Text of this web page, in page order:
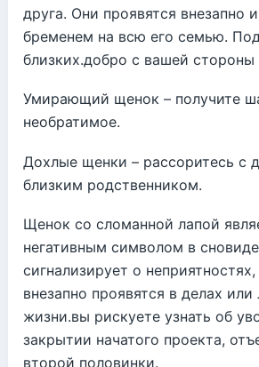
друга. Они проявятся внезапно
бременем на всю его семью.
близких.добро с вашей стороны
Умирающий щенок – получите
необратимое.
Дохлые щенки – рассоритесь с
близким родственником.
Щенок со сломанной лапой
негативным символом в
сигнализирует о
внезапно проявятся в делах или
жизни.вы рискуете узнать об
закрытии начатого проекта,
второй половинки.